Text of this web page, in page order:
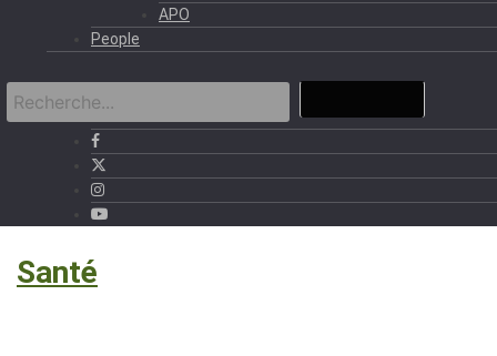
APO
People
Santé